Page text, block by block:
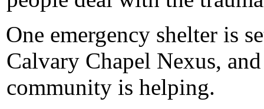
One emergency shelter is
Calvary Chapel Nexus,
community is helping.